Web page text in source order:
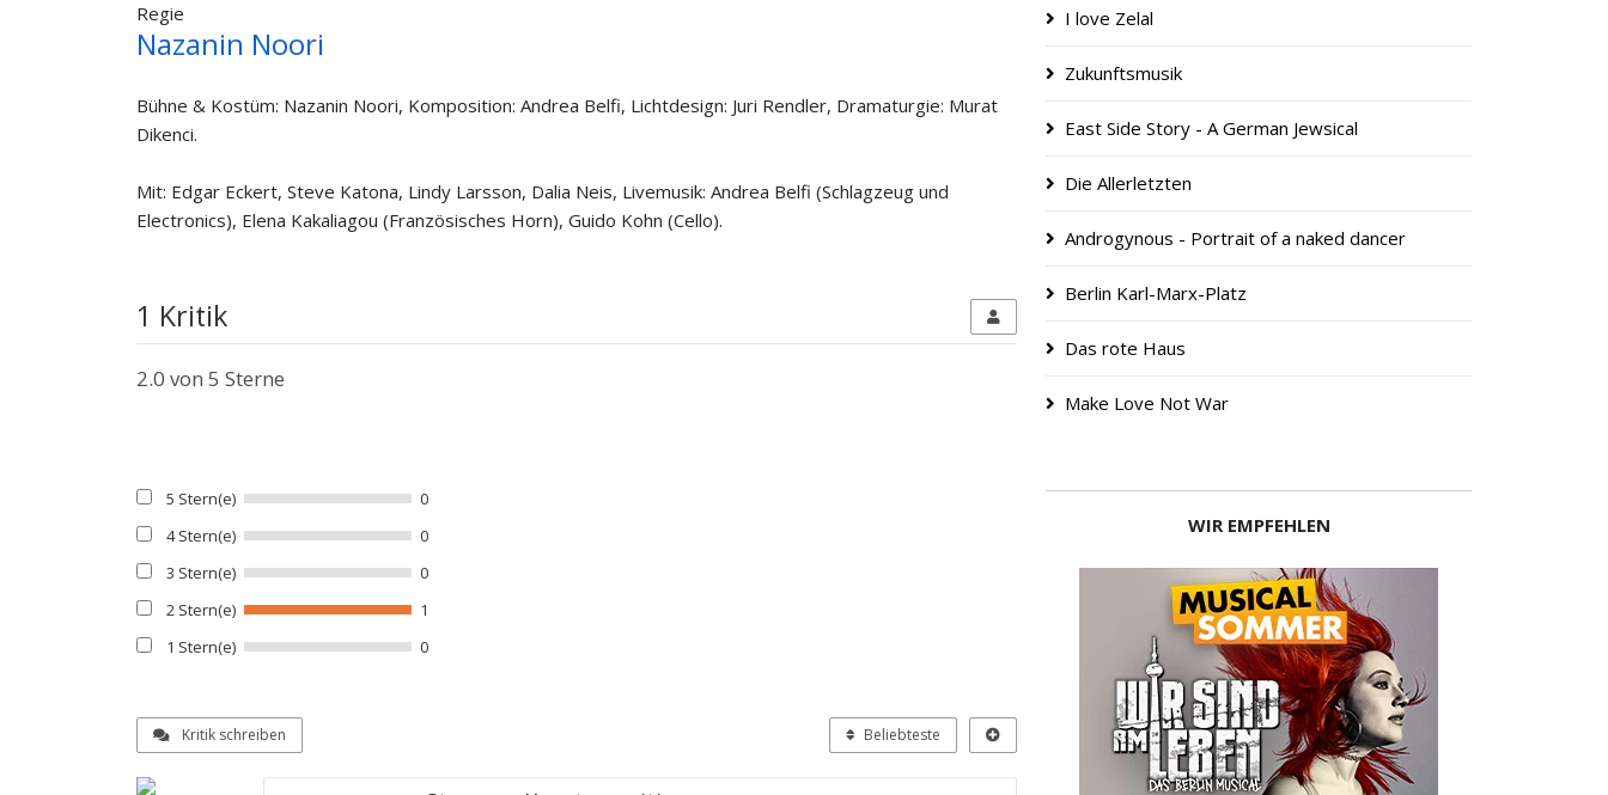
Regie
Nazanin Noori
Bühne & Kostüm: Nazanin Noori, Komposition: Andrea Belfi, Lichtdesign: Juri Rendler, Dramaturgie: Murat
Dikenci.
Mit: Edgar Eckert, Steve Katona, Lindy Larsson, Dalia Neis, Livemusik: Andrea Belfi (Schlagzeug und
Electronics), Elena Kakaliagou (Französisches Horn), Guido Kohn (Cello).
1 Kritik
2.0 von 5 Sterne
5 Stern(e)
0
4 Stern(e)
0
3 Stern(e)
0
2 Stern(e)
1
1 Stern(e)
0
Kritik schreiben Beliebteste
I love Zelal
Zukunftsmusik
East Side Story - A German Jewsical
Die Allerletzten
Androgynous - Portrait of a naked dancer
Berlin Karl-Marx-Platz
Das rote Haus
Make Love Not War
WIR EMPFEHLEN